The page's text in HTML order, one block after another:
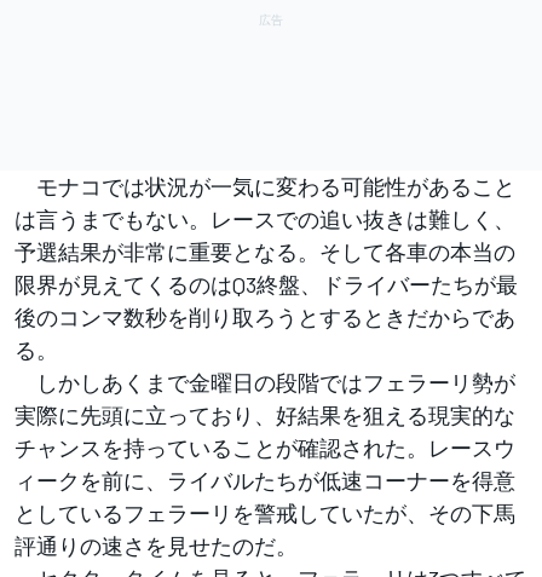
モナコでは状況が一気に変わる可能性があること
は言うまでもない。レースでの追い抜きは難しく、
予選結果が非常に重要となる。そして各車の本当の
限界が見えてくるのはQ3終盤、ドライバーたちが最
後のコンマ数秒を削り取ろうとするときだからであ
る。
しかしあくまで金曜日の段階ではフェラーリ勢が
実際に先頭に立っており、好結果を狙える現実的な
チャンスを持っていることが確認された。レースウ
ィークを前に、ライバルたちが低速コーナーを得意
としているフェラーリを警戒していたが、その下馬
評通りの速さを見せたのだ。